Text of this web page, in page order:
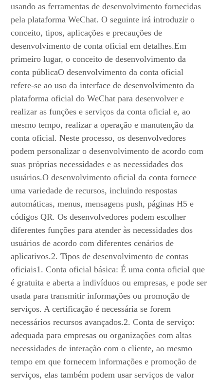
usando as ferramentas de desenvolvimento fornecidas
pela plataforma WeChat. O seguinte irá introduzir o
conceito, tipos, aplicações e precauções de
desenvolvimento de conta oficial em detalhes.Em
primeiro lugar, o conceito de desenvolvimento da
conta públicaO desenvolvimento da conta oficial
refere-se ao uso da interface de desenvolvimento da
plataforma oficial do WeChat para desenvolver e
realizar as funções e serviços da conta oficial e, ao
mesmo tempo, realizar a operação e manutenção da
conta oficial. Neste processo, os desenvolvedores
podem personalizar o desenvolvimento de acordo com
suas próprias necessidades e as necessidades dos
usuários.O desenvolvimento oficial da conta fornece
uma variedade de recursos, incluindo respostas
automáticas, menus, mensagens push, páginas H5 e
códigos QR. Os desenvolvedores podem escolher
diferentes funções para atender às necessidades dos
usuários de acordo com diferentes cenários de
aplicativos.2. Tipos de desenvolvimento de contas
oficiais1. Conta oficial básica: É uma conta oficial que
é gratuita e aberta a indivíduos ou empresas, e pode ser
usada para transmitir informações ou promoção de
serviços. A certificação é necessária se forem
necessários recursos avançados.2. Conta de serviço:
adequada para empresas ou organizações com altas
necessidades de interação com o cliente, ao mesmo
tempo em que fornecem informações e promoção de
serviços, elas também podem usar serviços de valor